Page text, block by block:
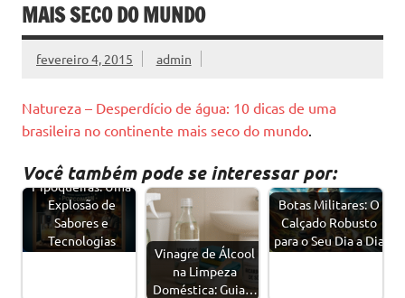
MAIS SECO DO MUNDO
fevereiro 4, 2015 admin
Natureza – Desperdício de água: 10 dicas de uma
brasileira no continente mais seco do mundo
Você também pode se interessar por:
Pipoqueiras: Uma
Explosão de
Sabores e
Tecnologias
Vinagre de Álcool
na Limpeza
Doméstica: Guia…
Botas Militares: O
Calçado Robusto
para o Seu Dia a Dia